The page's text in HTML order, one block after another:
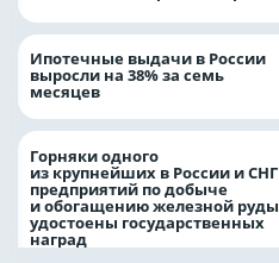
Ипотечные выдачи в России
выросли на 38% за семь
месяцев
Горняки одного
из крупнейших в России и СНГ
предприятий по добыче
и обогащению железной руды
удостоены государственных
наград